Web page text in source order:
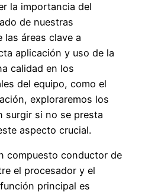
la importancia del
de nuestras
las áreas clave a
aplicación y uso de la
calidad en los
del equipo, como el
exploraremos los
surgir si no se presta
aspecto crucial.
compuesto conductor de
el procesador y el
principal es